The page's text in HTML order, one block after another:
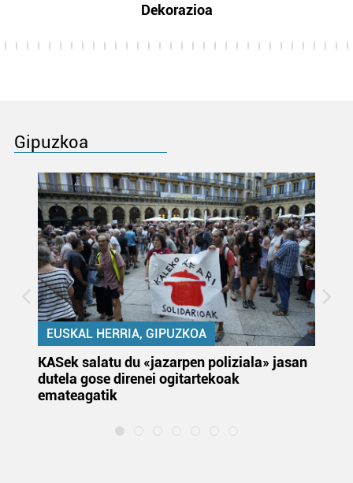
Dekorazioa
Gipuzkoa
EUSKAL HERRIA, GIPUZKOA
KASek salatu du «jazarpen poliziala» jasan
dutela gose direnei ogitartekoak
emateagatik